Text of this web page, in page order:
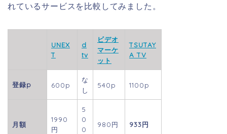
れているサービスを比較してみました。
UNEX
T
d
tv
ビデオ
マーケ
ット
TSUTAY
A TV
登録p 600p
な
し
540p 1100p
月額
1990
円
5
0
0
980円 933円